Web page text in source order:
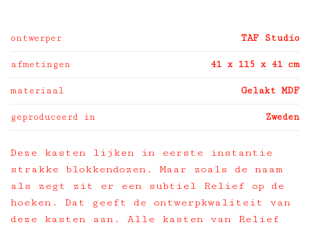
ontwerper TAF Studio
afmetingen 41 x 115 x 41 cm
materiaal Gelakt MDF
geproduceerd in Zweden
Deze kasten lijken in eerste instantie
strakke blokkendozen. Maar zoals de naam
als zegt zit er een subtiel Relief op de
hoeken. Dat geeft de ontwerpkwaliteit van
deze kasten aan. Alle kasten van Relief